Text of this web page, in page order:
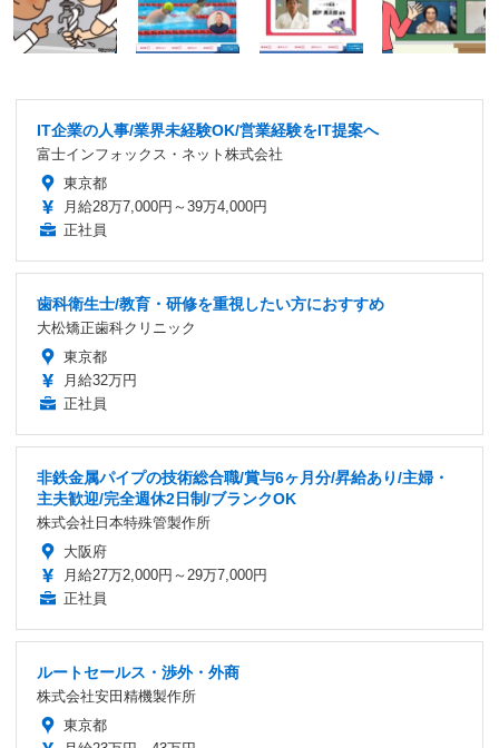
IT企業の人事/業界未経験OK/営業経験をIT提案へ
富士インフォックス・ネット株式会社
東京都
月給28万7,000円～39万4,000円
正社員
歯科衛生士/教育・研修を重視したい方におすすめ
大松矯正歯科クリニック
東京都
月給32万円
正社員
非鉄金属パイプの技術総合職/賞与6ヶ月分/昇給あり/主婦・
主夫歓迎/完全週休2日制/ブランクOK
株式会社日本特殊管製作所
大阪府
月給27万2,000円～29万7,000円
正社員
ルートセールス・渉外・外商
株式会社安田精機製作所
東京都